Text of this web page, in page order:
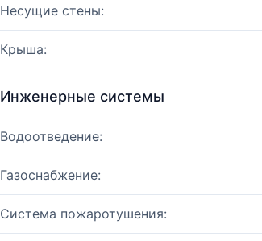
Несущие стены:
Крыша:
Инженерные системы
Водоотведение:
Газоснабжение:
Система пожаротушения: